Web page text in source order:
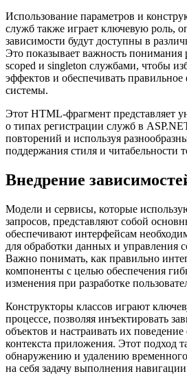
Использование параметров и
служб также играет ключевую роль,
зависимости будут доступны в
Это показывает важность понимания
scoped и singleton службами, чтобы
эффектов и обеспечивать
системы.
Этот HTML-фрагмент представляет
о типах регистрации служб в
повторений и используя
поддержания стиля и читабельности
Внедрение
Модели и сервисы, которые
запросов, представляют собой
обеспечивают интерфейсам
для обработки данных и управления
Важно понимать, как правильно
компоненты с целью обеспечения
изменения при разработке
Конструкторы классов играют
процессе, позволяя инъектировать
объектов и настраивать их
контекста приложения. Этот подход
обнаружению и удалению временного
на себя задачу выполнения